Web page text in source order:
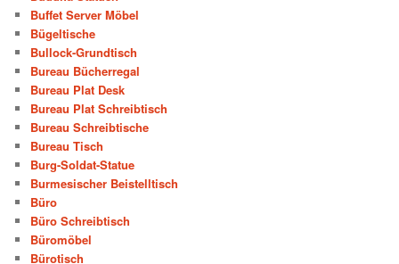
Buffet Server Möbel
Bügeltische
Bullock-Grundtisch
Bureau Bücherregal
Bureau Plat Desk
Bureau Plat Schreibtisch
Bureau Schreibtische
Bureau Tisch
Burg-Soldat-Statue
Burmesischer Beistelltisch
Büro
Büro Schreibtisch
Büromöbel
Bürotisch